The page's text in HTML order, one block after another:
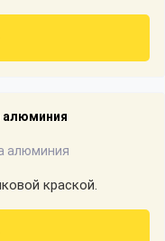
алюминия
краской.